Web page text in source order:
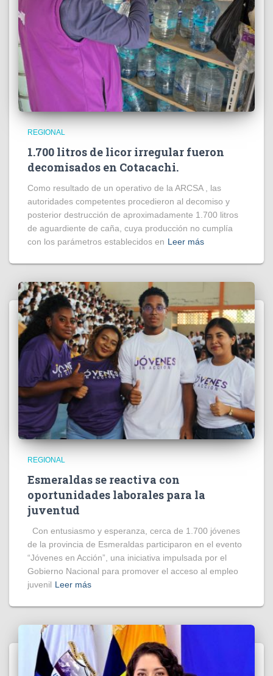
REGIONAL
1.700 litros de licor irregular fueron
decomisados en Cotacachi.
Como resultado de un operativo de la ARCSA , las
autoridades competentes procedieron al decomiso y
posterior destrucción de aproximadamente 1.700 litros
de aguardiente de caña, cuya producción no cumplía
con los parámetros establecidos en Leer más
REGIONAL
Esmeraldas se reactiva con
oportunidades laborales para la
juventud
Con entusiasmo y esperanza, cerca de 1.700 jóvenes
de la provincia de Esmeraldas participaron en el evento
“Jóvenes en Acción”, una iniciativa impulsada por el
Gobierno Nacional para promover el acceso al empleo
juvenil Leer más